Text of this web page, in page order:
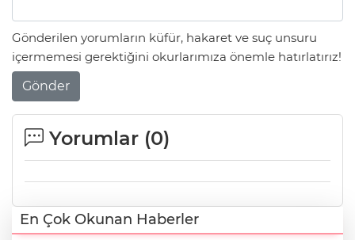
Gönderilen yorumların küfür, hakaret ve suç unsuru
içermemesi gerektiğini okurlarımıza önemle hatırlatırız!
Gönder
Yorumlar (0)
En Çok Okunan Haberler